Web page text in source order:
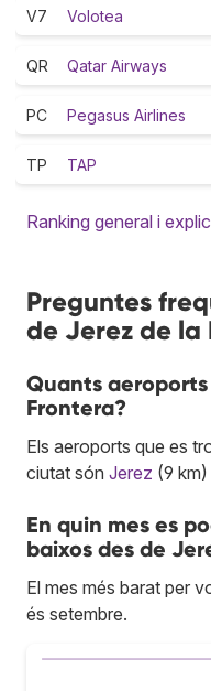
V7 Volotea
QR Qatar Airways
PC Pegasus Airlines
TP TAP
Ranking general i
Preguntes
de Jerez de la
Quants
Frontera?
Els aeroports que es
ciutat són Jerez (9
En quin mes es
baixos des de
El mes més barat per
és setembre.